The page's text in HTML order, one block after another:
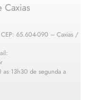
65.604-090 – Caxias /
13h30 de segunda a